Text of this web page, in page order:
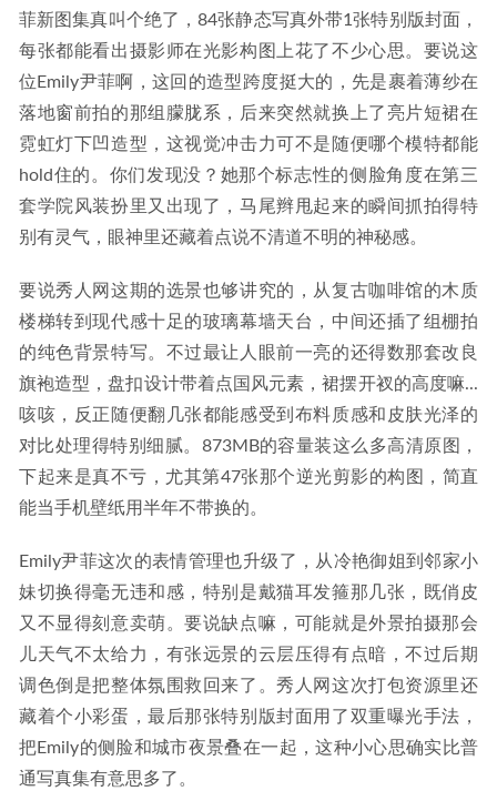
菲新图集真叫个绝了，84张静态写真外带1张特别版封面，
每张都能看出摄影师在光影构图上花了不少心思。要说这
位Emily尹菲啊，这回的造型跨度挺大的，先是裹着薄纱在
落地窗前拍的那组朦胧系，后来突然就换上了亮片短裙在
霓虹灯下凹造型，这视觉冲击力可不是随便哪个模特都能
hold住的。你们发现没？她那个标志性的侧脸角度在第三
套学院风装扮里又出现了，马尾辫甩起来的瞬间抓拍得特
别有灵气，眼神里还藏着点说不清道不明的神秘感。
要说秀人网这期的选景也够讲究的，从复古咖啡馆的木质
楼梯转到现代感十足的玻璃幕墙天台，中间还插了组棚拍
的纯色背景特写。不过最让人眼前一亮的还得数那套改良
旗袍造型，盘扣设计带着点国风元素，裙摆开衩的高度嘛...
咳咳，反正随便翻几张都能感受到布料质感和皮肤光泽的
对比处理得特别细腻。873MB的容量装这么多高清原图，
下起来是真不亏，尤其第47张那个逆光剪影的构图，简直
能当手机壁纸用半年不带换的。
Emily尹菲这次的表情管理也升级了，从冷艳御姐到邻家小
妹切换得毫无违和感，特别是戴猫耳发箍那几张，既俏皮
又不显得刻意卖萌。要说缺点嘛，可能就是外景拍摄那会
儿天气不太给力，有张远景的云层压得有点暗，不过后期
调色倒是把整体氛围救回来了。秀人网这次打包资源里还
藏着个小彩蛋，最后那张特别版封面用了双重曝光手法，
把Emily的侧脸和城市夜景叠在一起，这种小心思确实比普
通写真集有意思多了。